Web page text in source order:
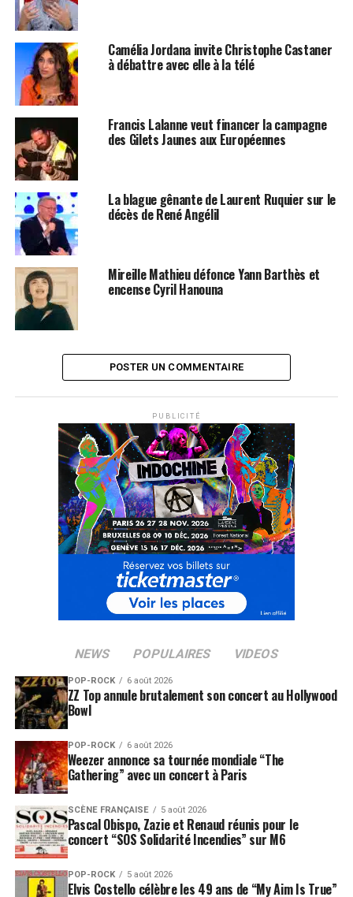
Camélia Jordana invite Christophe Castaner
à débattre avec elle à la télé
Francis Lalanne veut financer la campagne
des Gilets Jaunes aux Européennes
La blague gênante de Laurent Ruquier sur le
décès de René Angélil
Mireille Mathieu défonce Yann Barthès et
encense Cyril Hanouna
POSTER UN COMMENTAIRE
PUBLICITÉ
NEWS POPULAIRES VIDEOS
POP-ROCK 6 août 2026
ZZ Top annule brutalement son concert au Hollywood
Bowl
POP-ROCK 6 août 2026
Weezer annonce sa tournée mondiale “The
Gathering” avec un concert à Paris
SCÈNE FRANÇAISE 5 août 2026
Pascal Obispo, Zazie et Renaud réunis pour le
concert “SOS Solidarité Incendies” sur M6
POP-ROCK 5 août 2026
Elvis Costello célèbre les 49 ans de “My Aim Is True”